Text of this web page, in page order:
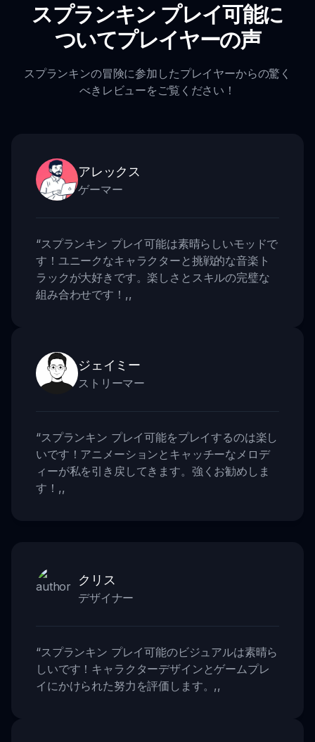
スプランキン プレイ可能に
ついてプレイヤーの声
スプランキンの冒険に参加したプレイヤーからの驚く
べきレビューをご覧ください！
アレックス
ゲーマー
“スプランキン プレイ可能は素晴らしいモッドで
す！ユニークなキャラクターと挑戦的な音楽ト
ラックが大好きです。楽しさとスキルの完璧な
組み合わせです！ ,,
ジェイミー
ストリーマー
“スプランキン プレイ可能をプレイするのは楽し
いです！アニメーションとキャッチーなメロデ
ィーが私を引き戻してきます。強くお勧めしま
す！ ,,
クリス
デザイナー
“スプランキン プレイ可能のビジュアルは素晴ら
しいです！キャラクターデザインとゲームプレ
イにかけられた努力を評価します。 ,,